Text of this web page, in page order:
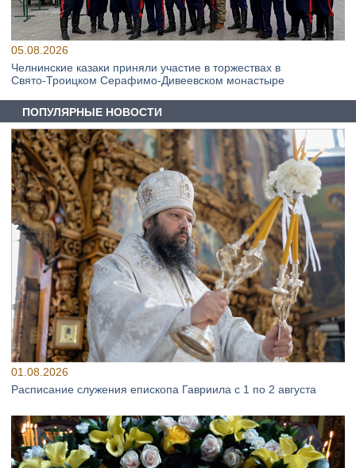
05.08.2026
Челнинские казаки приняли участие в торжествах в
Свято‑Троицком Серафимо‑Дивеевском монастыре
ПОПУЛЯРНЫЕ НОВОСТИ
01.08.2026
Расписание служения епископа Гавриила с 1 по 2 августа